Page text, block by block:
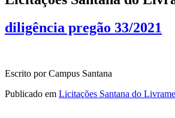
diligência pregão 33/2021
Escrito por Campus Santana
Publicado em Licitações Santana do